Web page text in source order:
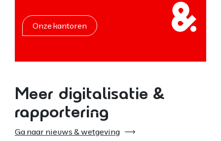
Onze kantoren
Meer digitalisatie &
rapportering
Ga naar nieuws & wetgeving